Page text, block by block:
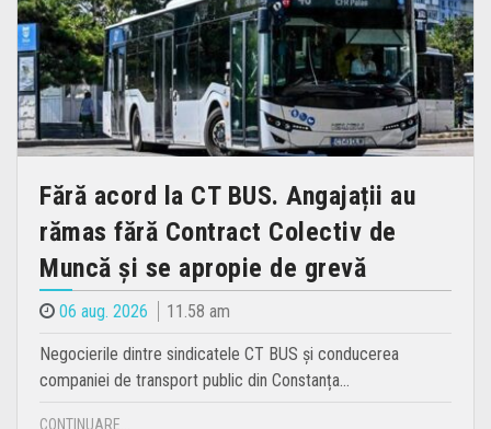
Fără acord la CT BUS. Angajații au
rămas fără Contract Colectiv de
Muncă și se apropie de grevă
06 aug. 2026 11.58 am
Negocierile dintre sindicatele CT BUS și conducerea
companiei de transport public din Constanța…
CONTINUARE...